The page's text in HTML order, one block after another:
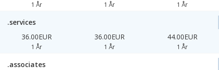
1 År 1 År 1 År
.services
36.00EUR
1 År
36.00EUR
1 År
44.00EUR
1 År
.associates